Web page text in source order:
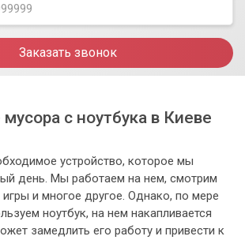
Заказать звонок
с ноутбука в Киеве
устройство, которое мы
день. Мы работаем на нем, смотрим
и многое другое. Однако, по мере
ноутбук, на нем накапливается
замедлить его работу и привести к